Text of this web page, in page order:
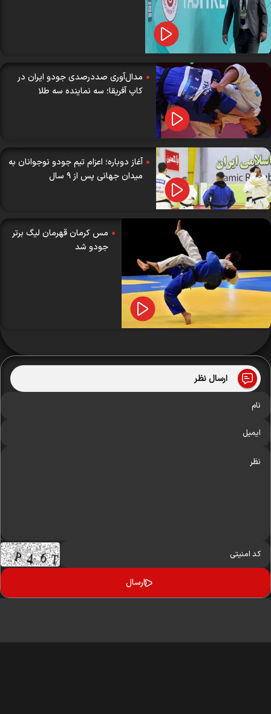
مدال‌آوری صددرصدی جودو ایران در
کاپ آفریقا؛ سه نماینده سه طلا
آغاز دوباره؛ اعزام تیم جودو نوجوانان به
میدان جهانی پس از ۹ سال
مس کرمان قهرمان لیگ برتر
جودو شد
ارسال نظر